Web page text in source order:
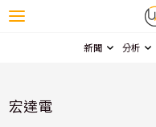
新聞 分析
宏達電